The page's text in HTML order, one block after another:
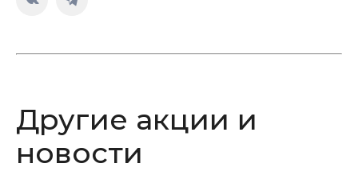
Страница
открывается
окне
Страница
открывается
окне
Другие акции и
новости